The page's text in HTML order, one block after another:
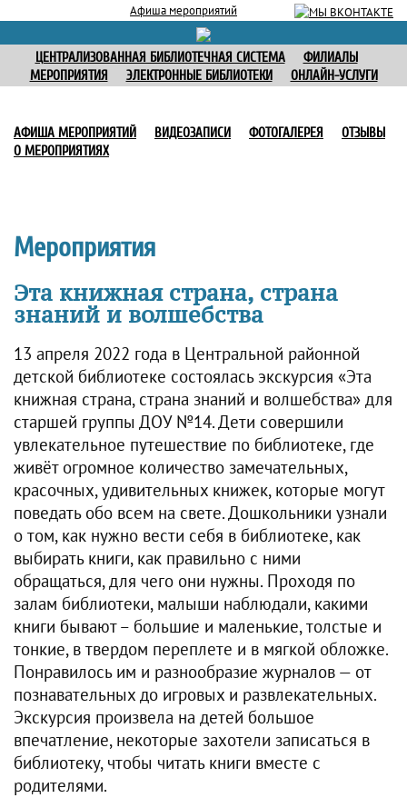
Афиша мероприятий
ЦЕНТРАЛИЗОВАННАЯ БИБЛИОТЕЧНАЯ СИСТЕМА
ФИЛИАЛЫ
МЕРОПРИЯТИЯ
ЭЛЕКТРОННЫЕ БИБЛИОТЕКИ ОНЛАЙН-УСЛУГИ
АФИША МЕРОПРИЯТИЙ ВИДЕОЗАПИСИ ФОТОГАЛЕРЕЯ
ОТЗЫВЫ
О МЕРОПРИЯТИЯХ
Мероприятия
Эта книжная страна, страна
знаний и волшебства
13 апреля 2022 года в Центральной районной
детской библиотеке состоялась экскурсия «Эта
книжная страна, страна знаний и волшебства» для
старшей группы ДОУ №14. Дети совершили
увлекательное путешествие по библиотеке, где
живёт огромное количество замечательных,
красочных, удивительных книжек, которые могут
поведать обо всем на свете. Дошкольники узнали
о том, как нужно вести себя в библиотеке, как
выбирать книги, как правильно с ними
обращаться, для чего они нужны. Проходя по
залам библиотеки, малыши наблюдали, какими
книги бывают – большие и маленькие, толстые и
тонкие, в твердом переплете и в мягкой обложке.
Понравилось им и разнообразие журналов — от
познавательных до игровых и развлекательных.
Экскурсия произвела на детей большое
впечатление, некоторые захотели записаться в
библиотеку, чтобы читать книги вместе с
родителями.